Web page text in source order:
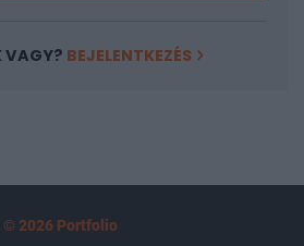
VAGY? BEJELENTKEZÉS
© 2026 Portfolio